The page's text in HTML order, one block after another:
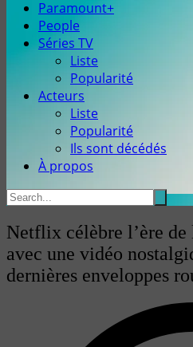
Paramount+
People
Séries TV
Liste
Popularité
Acteurs
Liste
Popularité
Ils sont décédés
À propos
Netflix célèbre l’ère
avec une vidéo
dernières enveloppes